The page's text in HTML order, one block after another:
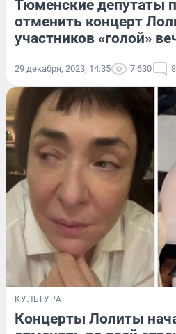
Тюменские депутаты
отменить концерт
участников «голой»
29 декабря, 2023, 14:35 7 630
КУЛЬТУРА
Концерты Лолиты